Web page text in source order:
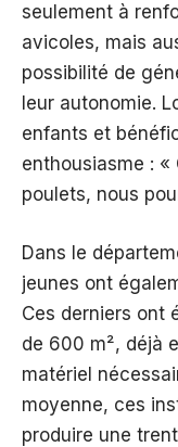
seulement à
avicoles, mais
possibilité de
leur autonomie.
enfants et
enthousiasme : «
poulets, nous
Dans le
jeunes ont
Ces derniers ont
de 600 m², déjà
matériel
moyenne, ces
produire une